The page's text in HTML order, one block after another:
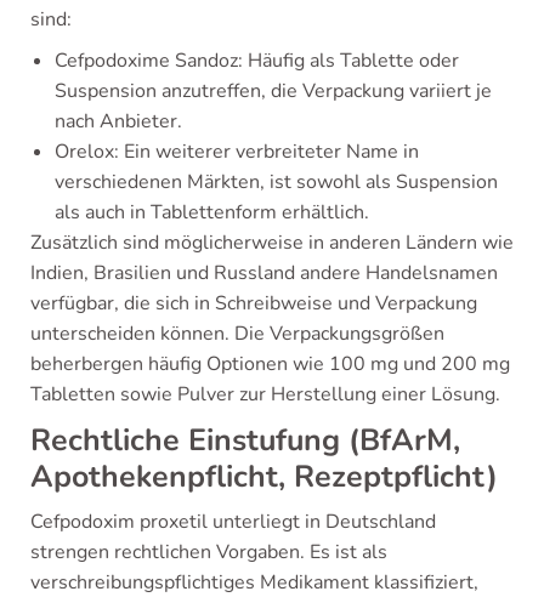
sind:
Cefpodoxime Sandoz: Häufig als Tablette oder
Suspension anzutreffen, die Verpackung variiert je
nach Anbieter.
Orelox: Ein weiterer verbreiteter Name in
verschiedenen Märkten, ist sowohl als Suspension
als auch in Tablettenform erhältlich.
Zusätzlich sind möglicherweise in anderen Ländern wie
Indien, Brasilien und Russland andere Handelsnamen
verfügbar, die sich in Schreibweise und Verpackung
unterscheiden können. Die Verpackungsgrößen
beherbergen häufig Optionen wie 100 mg und 200 mg
Tabletten sowie Pulver zur Herstellung einer Lösung.
Rechtliche Einstufung (BfArM,
Apothekenpflicht, Rezeptpflicht)
Cefpodoxim proxetil unterliegt in Deutschland
strengen rechtlichen Vorgaben. Es ist als
verschreibungspflichtiges Medikament klassifiziert,